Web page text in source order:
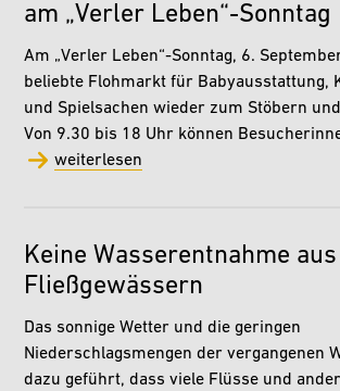
am „Verler Leben“-Sonntag
Am „Verler Leben“-Sonntag, 6.
beliebte Flohmarkt für Babyausstattung,
und Spielsachen wieder zum Stöbern
Von 9.30 bis 18 Uhr können
weiterlesen
Keine Wasserentnahme aus
Fließgewässern
Das sonnige Wetter und die geringen
Niederschlagsmengen der vergangenen
dazu geführt, dass viele Flüsse und